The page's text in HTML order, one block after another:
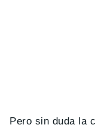
Pero sin duda la